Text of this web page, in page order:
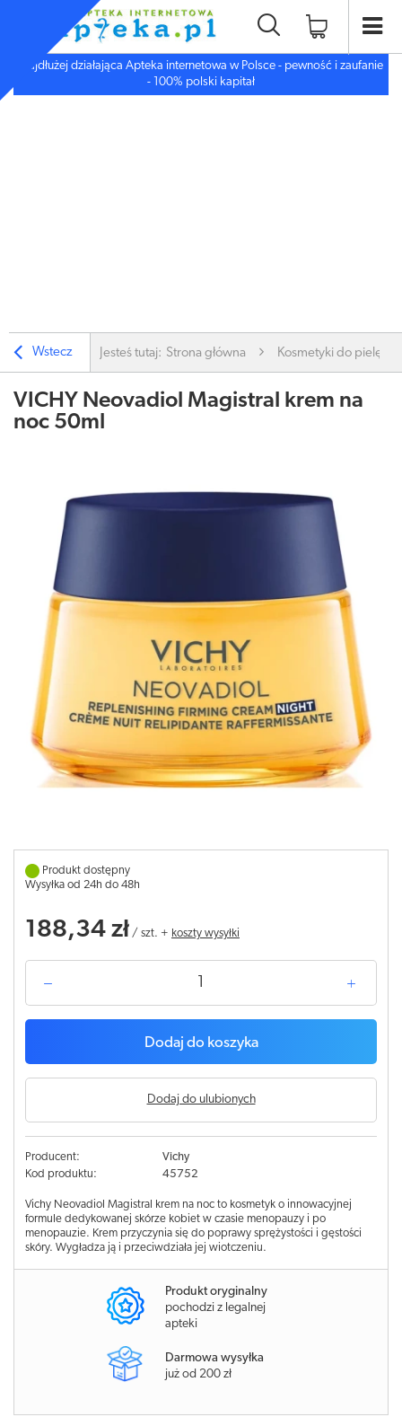
Najdłużej działająca Apteka internetowa w Polsce - pewność i zaufanie
- 100% polski kapitał
Wstecz Jesteś tutaj: Strona główna Kosmetyki do
VICHY Neovadiol Magistral krem na
noc 50ml
Produkt dostępny
Wysyłka od 24h do 48h
188,34 zł / szt. + koszty wysyłki
Dodaj do koszyka
Dodaj do ulubionych
Producent:
Vichy
Kod produktu:
45752
Vichy Neovadiol Magistral krem na noc to kosmetyk o innowacyjnej
formule dedykowanej skórze kobiet w czasie menopauzy i po
menopauzie. Krem przyczynia się do poprawy sprężystości i gęstości
skóry. Wygładza ją i przeciwdziała jej wiotczeniu.
Produkt oryginalny
pochodzi z legalnej
apteki
Darmowa wysyłka
już od 200 zł